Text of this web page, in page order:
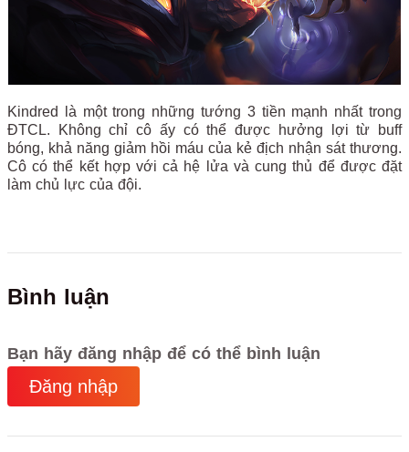
Kindred là một trong những tướng 3 tiền mạnh nhất trong
ĐTCL. Không chỉ cô ấy có thể được hưởng lợi từ buff
bóng, khả năng giảm hồi máu của kẻ địch nhận sát thương.
Cô có thể kết hợp với cả hệ lửa và cung thủ để được đặt
làm chủ lực của đội.
Bình luận
Bạn hãy đăng nhập để có thể bình luận
Đăng nhập